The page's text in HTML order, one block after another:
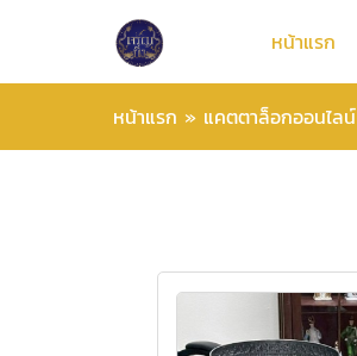
หน้าแรก
หน้าแรก » แคตตาล็อกออนไลน์